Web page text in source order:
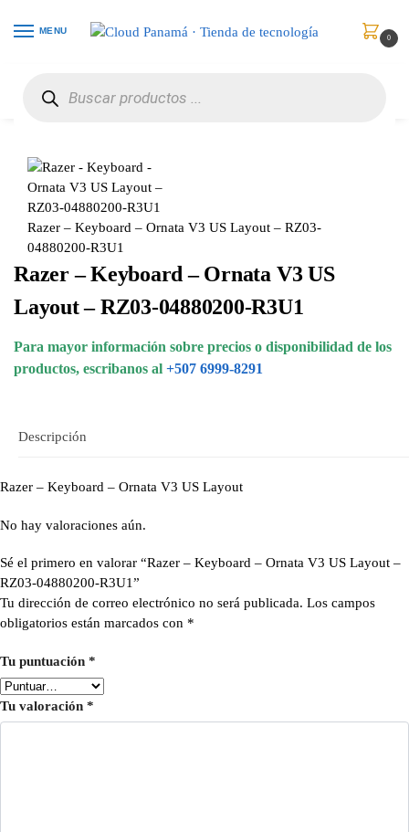
MENU
0
Razer – Keyboard – Ornata V3 US Layout – RZ03-
04880200-R3U1
Razer – Keyboard – Ornata V3 US
Layout – RZ03-04880200-R3U1
Para mayor información sobre precios o disponibilidad de los
productos, escribanos al +507 6999-8291
Descripción
Razer – Keyboard – Ornata V3 US Layout
No hay valoraciones aún.
Sé el primero en valorar “Razer – Keyboard – Ornata V3 US Layout –
RZ03-04880200-R3U1”
Tu dirección de correo electrónico no será publicada. Los campos
obligatorios están marcados con *
Tu puntuación *
Tu valoración *